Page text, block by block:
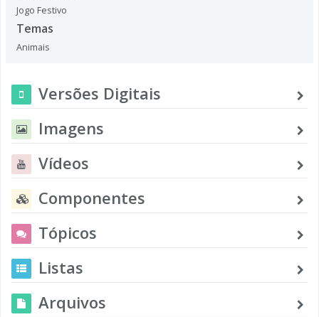
Jogo Festivo
Temas
Animais
Versões Digitais
Imagens
Vídeos
Componentes
Tópicos
Listas
Arquivos